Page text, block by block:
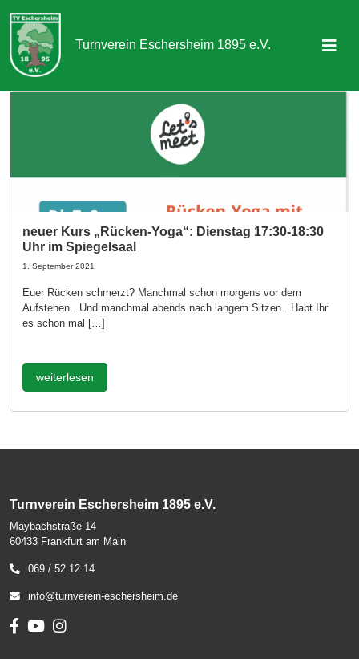
Turnverein Eschersheim 1895 e.V.
Aktuelles & Termine
Über uns
Kontakt
Mitgliedschaft
neuer Kurs „Rücken-Yoga“: Dienstag 17:30-18:30
Uhr im Spiegelsaal
1. September 2021
Euer Rücken schmerzt? Manchmal schon morgens vor dem
Aufstehen.. Und manchmal abends nach langem Sitzen.. Habt Ihr
es schon mal […]
weiterlesen
Turnverein Eschersheim 1895 e.V.
Maybachstraße 14
60433 Frankfurt am Main
069 / 52 12 14
info@turnverein-eschersheim.de